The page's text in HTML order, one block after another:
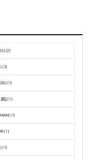
(2)
(2)
(1)
립 (1)
(1)
(1)
(1)